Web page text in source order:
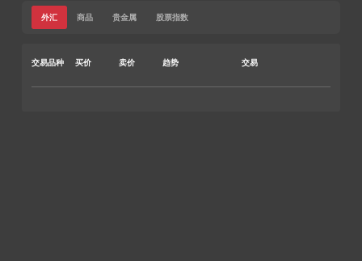
外汇 商品 贵金属 股票指数
交易品种 买价 卖价 趋势 交易